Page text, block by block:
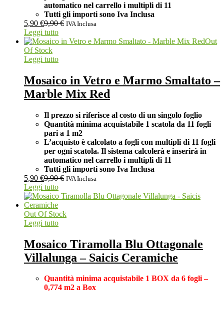
automatico nel carrello i multipli di 11
Tutti gli importi sono Iva Inclusa
5,90 €9,90€ IVA Inclusa
Leggi tutto
Out
Of Stock
Leggi tutto
Mosaico in Vetro e Marmo Smaltato –
Marble Mix Red
Il prezzo si riferisce al costo di un singolo foglio
Quantità minima acquistabile 1 scatola da 11 fogli
pari a 1 m2
L’acquisto è calcolato a fogli con multipli di 11 fogli
per ogni scatola. Il sistema calcolerà e inserirà in
automatico nel carrello i multipli di 11
Tutti gli importi sono Iva Inclusa
5,90 €9,90€ IVA Inclusa
Leggi tutto
Out Of Stock
Leggi tutto
Mosaico Tiramolla Blu Ottagonale
Villalunga – Saicis Ceramiche
Quantità minima acquistabile 1 BOX da 6 fogli –
0,774 m2 a Box